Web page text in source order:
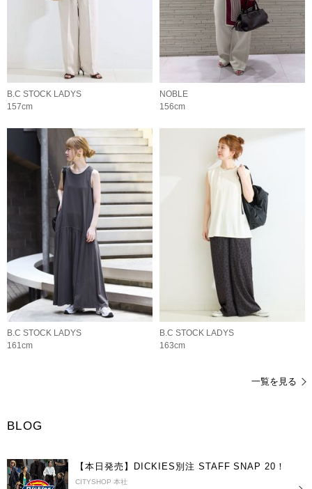
B.C STOCK LADYS
157cm
NOBLE
156cm
B.C STOCK LADYS
161cm
B.C STOCK LADYS
163cm
一覧を見る
BLOG
【本日発売】DICKIES別注 STAFF SNAP 20！
CITYSHOP 本社